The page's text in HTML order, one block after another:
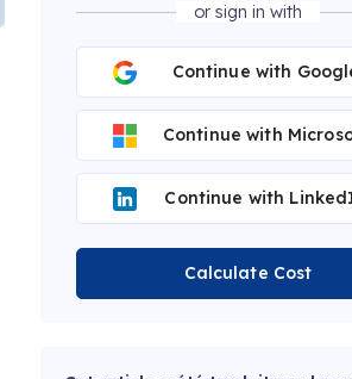
or sign in with
Continue with
Continue with
Continue with
Calculate Cost